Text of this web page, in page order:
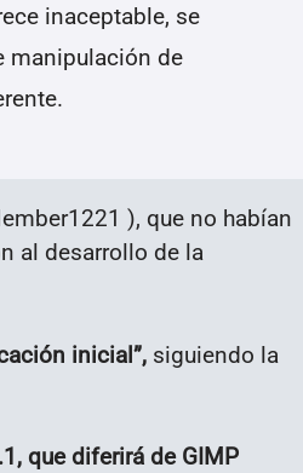
inaceptable, se
manipulación de
), que no habían
al desarrollo de la
inicial”, siguiendo la
que diferirá de GIMP